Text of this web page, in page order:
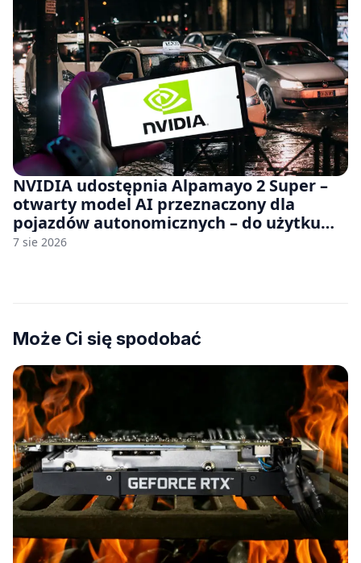
NVIDIA udostępnia Alpamayo 2 Super –
otwarty model AI przeznaczony dla
pojazdów autonomicznych – do użytku
komercyjnego
7 sie 2026
Może Ci się spodobać